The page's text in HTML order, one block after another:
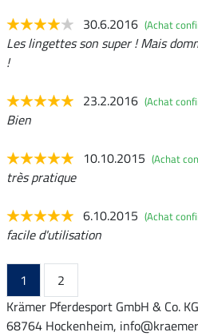
30.6.2016 (Achat
Les lingettes son super ! Mais
!
23.2.2016 (Achat
Bien
10.10.2015 (Achat
très pratique
6.10.2015 (Achat
facile d'utilisation
1
2
Krämer Pferdesport GmbH & Co.
68764 Hockenheim,